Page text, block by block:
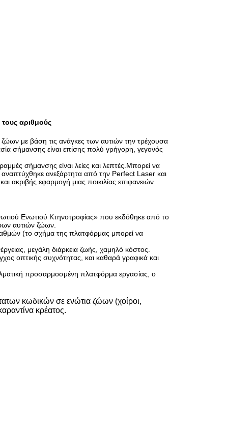
αριθμούς
με βάση τις ανάγκες των αυτιών την τρέχουσα
σήμανσης είναι επίσης πολύ γρήγορη, γεγονός
σήμανσης είναι λείες και λεπτές.Μπορεί να
αναπτύχθηκε ανεξάρτητα από την Perfect Laser και
ακριβής εφαρμογή μιας ποικιλίας επιφανειών
Ενωτιού Κτηνοτροφίας» που εκδόθηκε από το
αυτιών ζώων.
(το σχήμα της πλατφόρμας μπορεί να
μεγάλη διάρκεια ζωής, χαμηλό κόστος.
οπτικής συχνότητας, και καθαρά γραφικά και
προσαρμοσμένη πλατφόρμα εργασίας, ο
κωδικών σε ενώτια ζώων (χοίροι,
κρέατος.